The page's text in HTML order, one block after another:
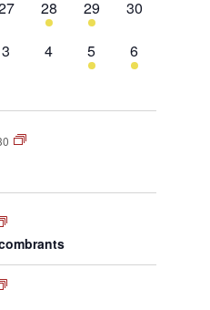
évènement,
1
évènement,
28
1
évènement,
29
0
30
0
3
0
évènement,
4
1
évènement,
5
1
évènement,
6